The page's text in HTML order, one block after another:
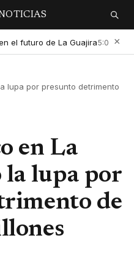
Buscar
futuro de La Guajira5:01 PM×
lupa por presunto detrimento
en La
la lupa por
de